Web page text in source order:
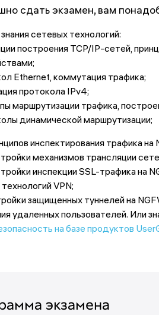
сдать экзамен, вам
сетевых технологий:
построения TCP/IP-сетей,
Ethernet, коммутация трафика;
протокола IPv4;
маршрутизации трафика,
динамической маршрутизации;
инспектирования трафика на
механизмов трансляции
инспекции SSL-трафика на
VPN;
защищенных туннелей на
удаленных пользователей. Или
на базе продуктов
экзамена